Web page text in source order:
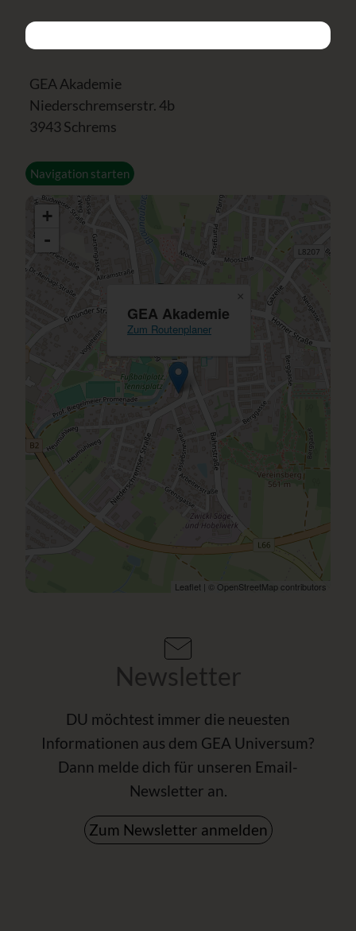
GEA Akademie
Niederschremserstr. 4b
3943 Schrems
Navigation starten
×
GEA Akademie
Zum Routenplaner
+
-
Leaflet | © OpenStreetMapcontributors
Newsletter
DU möchtest immer die neuesten
Informationen aus dem GEA Universum?
Dann melde dich für unseren Email-
Newsletter an.
Zum Newsletter anmelden